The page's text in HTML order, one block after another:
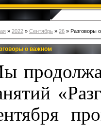
» 2022 » Сентябрь » 26 » Разговоры
о важном